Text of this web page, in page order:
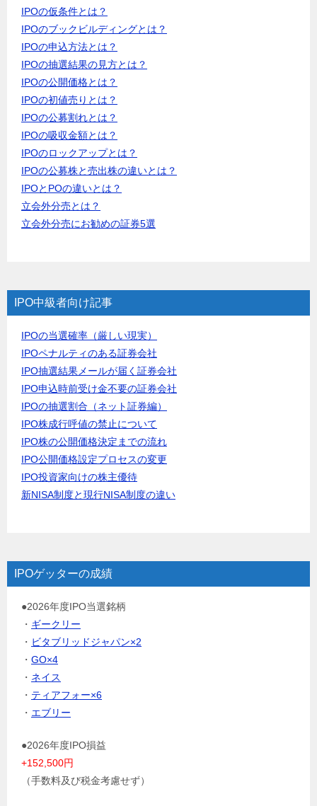
IPOの仮条件とは？
IPOのブックビルディングとは？
IPOの申込方法とは？
IPOの抽選結果の見方とは？
IPOの公開価格とは？
IPOの初値売りとは？
IPOの公募割れとは？
IPOの吸収金額とは？
IPOのロックアップとは？
IPOの公募株と売出株の違いとは？
IPOとPOの違いとは？
立会外分売とは？
立会外分売にお勧めの証券5選
IPO中級者向け記事
IPOの当選確率（厳しい現実）
IPOペナルティのある証券会社
IPO抽選結果メールが届く証券会社
IPO申込時前受け金不要の証券会社
IPOの抽選割合（ネット証券編）
IPO株成行呼値の禁止について
IPO株の公開価格決定までの流れ
IPO公開価格設定プロセスの変更
IPO投資家向けの株主優待
新NISA制度と現行NISA制度の違い
IPOゲッターの成績
●2026年度IPO当選銘柄
・ ギークリー
・ ビタブリッドジャパン×2
・ GO×4
・ ネイス
・ ティアフォー×6
・ エブリー
●2026年度IPO損益
+152,500円
（手数料及び税金考慮せず）